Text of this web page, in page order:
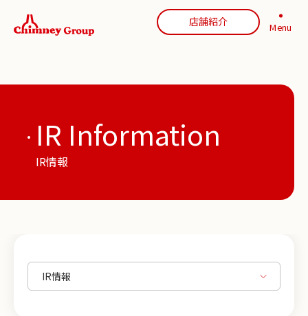
店舗紹介 Menu
IR Information
IR情報